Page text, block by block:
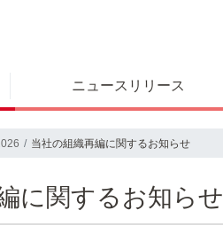
ニュースリリース
当社の組織再編に関するお知らせ
に関するお知らせ